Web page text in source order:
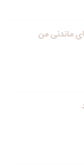
ماندنی من